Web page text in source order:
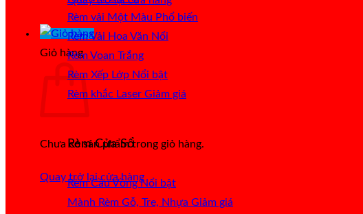
Giỏ hàng
Chưa có sản phẩm trong giỏ hàng.
Quay trở lại cửa hàng
Rèm vải Một Màu
Rèm Vải Hoa Văn Nổi
Rèm Voan Trắng
Rèm Xếp Lớp
Rèm khắc Laser
Rèm Cửa Sổ
Rèm Cầu Vồng
Mành Rèm Gỗ, Tre, Nhựa